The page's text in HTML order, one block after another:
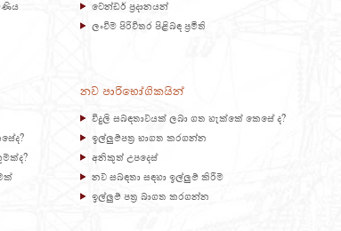
ටෙන්ඩර් ප්‍රදානයන්
ලංවිම පිරිවිතර පිළිබඳ ප්‍රමිති
නව පාරිභෝගිකයින්
විදුලි සබඳතාවයක් ලබා ගත හැක්කේ කෙසේ ද?
ඉල්ලුම්පත්‍ර භාගත කරගන්න
අනිකුත් උපදෙස්
නව සබඳතා සඳහා ඉල්ලුම් කිරීම
ඉල්ලුම් පත්‍ර බාගත කරගන්න